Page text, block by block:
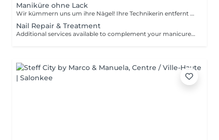
Maniküre ohne Lack
Wir kümmern uns um ihre Nägel! Ihre Technikerin entfernt sanft abgestorbene hautzellen, feilt und formt ihre Nägel und poliert die oberfläche für ein glattes, natürliches finish. Unsere meister bieten kantige, hardware- oder kombinierte manicures an, je nach ihren wünschen. Wie wird eine manicure ohne nagellack durchgeführt? - raue haut wird sanft entfernt - die form der nagelplatte wird behutsam korrigiert - die Nagelhaut und seitlichen ränder werden sorgfältig bearbeitet - Nagelhautöl und handcreme werden aufgetragen, um zu pflegen und zu hydratisieren Altersbeschränkung: empfohlen ab 14 Jahren. Nachbehandlungsempfehlungen: es sind keine speziellen Nachbehandlungen erforderlich. Häufigkeit: alle 3 Wochen.
Nail Repair & Treatment
Additional services available to complement your manicure or as standalone treatments. Nail Repair per nail (during service) Minor repair of a single nail (small crack, local damage or broken nail). This option can be added multiple times if more than one nail requires repair. Charged at 3€ per nail for Manicure with Gel Polish services. Nail Repair per nail (walk-in) Repair of one nail without manicure or polish application. Suitable for clients booking a repair only. Onycholysis Treatment per nail Targeted care for nails affected by onycholysis. Performed without polish to support healthy nail recovery. IBX Nail Repair System Professional nail treatment designed to strengthen and restore natural nails. Can be booked alone or combined with gel removal for deeper repair. Gel Polish Removal Gentle and careful removal of gel polish.